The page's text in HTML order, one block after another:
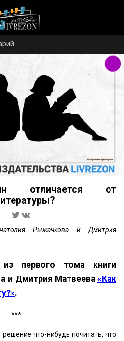
отличается от
Рыжачкова и Дмитрия
первого тома книги
и Дмитрия Матвеева «Как
.
***
что-нибудь почитать, что